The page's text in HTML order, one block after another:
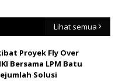
Lihat semua
Proyek Fly Over
Bersama LPM Batu
Solusi